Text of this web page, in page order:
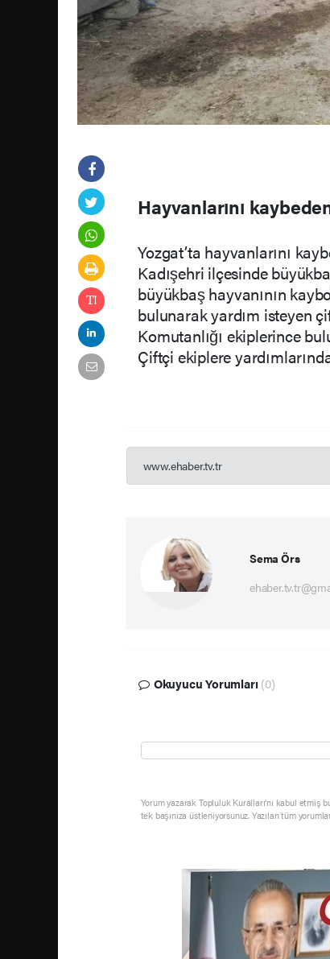
Hayvanlarını
Yozgat’ta hayvanlarını
Kadışehri ilçesinde
büyükbaş hayvanının
bulunarak yardım isteyen
Komutanlığı ekiplerince
Çiftçi ekiplere
www.ehaber.tv.tr
Sema Örs
Okuyucu Yorumları (0)
Yorum yazarak Topluluk Kuralları’nı kabul etmiş
tek başınıza üstleniyorsunuz. Yazılan tüm